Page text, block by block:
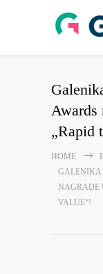
Awards
„Rapid
HOME
GALENIKA
NAGRADE
VALUE“!